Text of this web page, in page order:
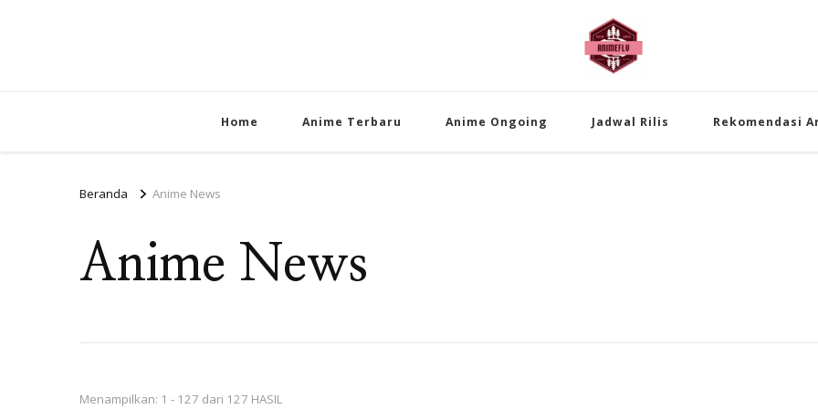
Home Anime Terbaru Anime Ongoing Jadwal Rilis Rekomendasi
Beranda Anime News
Anime News
Menampilkan: 1 - 127 dari 127 HASIL